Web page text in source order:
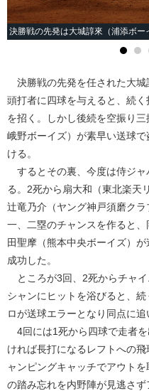
決勝戦の先発は大城諄來（浦添ボー
決勝戦の先発を任された大城
頭打者に四球を与えると、続
を招く。しかし後続を空振り
峨野ボーイズ）が素早い送球
ける。
するとその裏、今度は侍ジャ
る。2死から扇大和（東北楽天
辻竜乃介（ヤング神戸須磨ク
一、二塁のチャンスを作ると
田聖摩（熊本中央ボーイズ）
成功した。
ところが3回、2死からチャ
シャンにヒットを浴びると、
ロが送球エラーとなり同点に追
4回には1死から四球で走者
ければ長打になるレフトへの
ャンピングキャッチでアウト
の踏み忘れを内野陣が見逃さず